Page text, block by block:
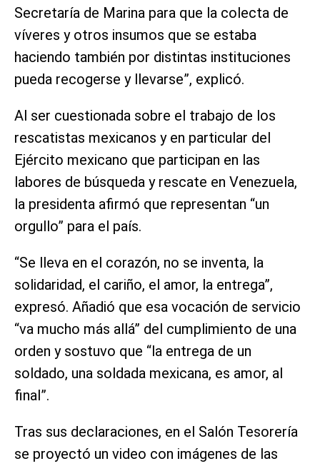
Secretaría de Marina para que la colecta de
víveres y otros insumos que se estaba
haciendo también por distintas instituciones
pueda recogerse y llevarse”, explicó.
Al ser cuestionada sobre el trabajo de los
rescatistas mexicanos y en particular del
Ejército mexicano que participan en las
labores de búsqueda y rescate en Venezuela,
la presidenta afirmó que representan “un
orgullo” para el país.
“Se lleva en el corazón, no se inventa, la
solidaridad, el cariño, el amor, la entrega”,
expresó. Añadió que esa vocación de servicio
“va mucho más allá” del cumplimiento de una
orden y sostuvo que “la entrega de un
soldado, una soldada mexicana, es amor, al
final”.
Tras sus declaraciones, en el Salón Tesorería
se proyectó un video con imágenes de las